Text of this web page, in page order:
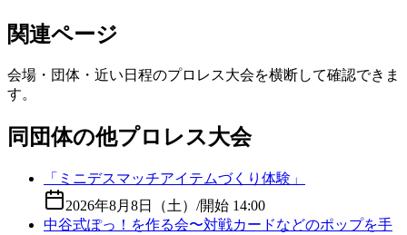
関連ページ
会場・団体・近い日程のプロレス大会を横断して確認できま
す。
同団体の他プロレス大会
「ミニデスマッチアイテムづくり体験」
2026年8月8日（土） /開始 14:00
中谷式ぽっ！を作る会〜対戦カードなどのポップを手